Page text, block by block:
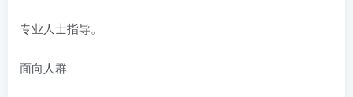
专业人士指导。
面向人群